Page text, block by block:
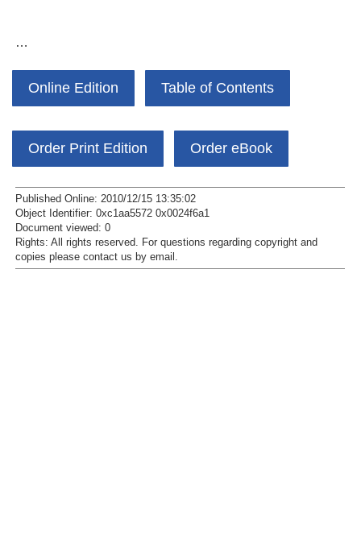
Online Edition Table of Contents
Order Print Edition Order eBook
Published Online: 2010/12/15 13:35:02
Object Identifier: 0xc1aa5572 0x0024f6a1
Document viewed: 0
Rights: All rights reserved.
For questions regarding copyright and
copies please contact us by email